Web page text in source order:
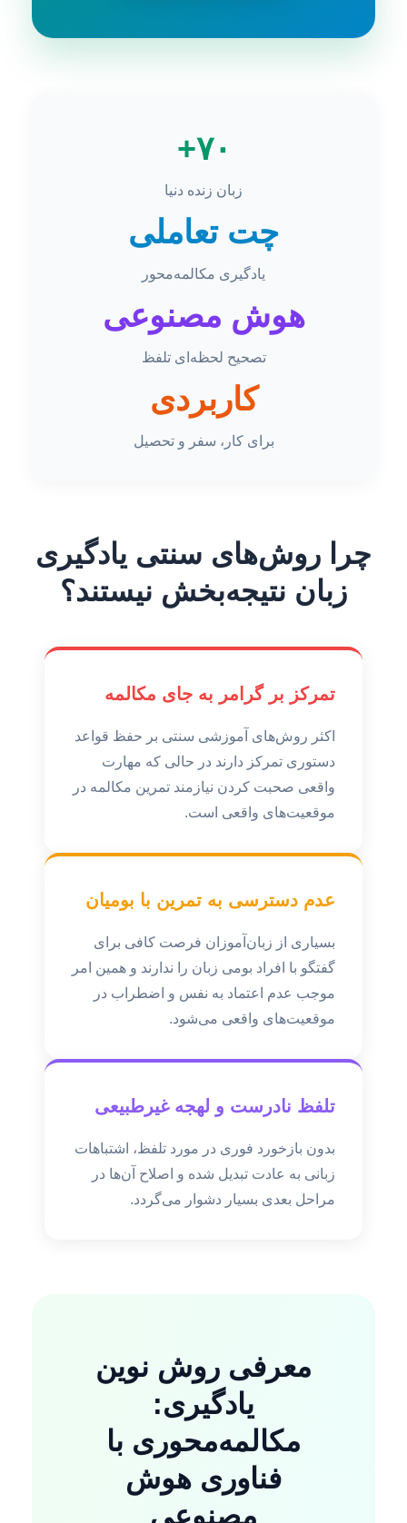
۷۰+
زبان زنده دنیا
چت تعاملی
یادگیری مکالمه‌محور
هوش مصنوعی
تصحیح لحظه‌ای تلفظ
کاربردی
برای کار، سفر و تحصیل
چرا روش‌های سنتی یادگیری
زبان نتیجه‌بخش نیستند؟
تمرکز بر گرامر به جای مکالمه
اکثر روش‌های آموزشی سنتی بر حفظ قواعد
دستوری تمرکز دارند در حالی که مهارت
واقعی صحبت کردن نیازمند تمرین مکالمه در
موقعیت‌های واقعی است.
عدم دسترسی به تمرین با بومیان
بسیاری از زبان‌آموزان فرصت کافی برای
گفتگو با افراد بومی زبان را ندارند و همین امر
موجب عدم اعتماد به نفس و اضطراب در
موقعیت‌های واقعی می‌شود.
تلفظ نادرست و لهجه غیرطبیعی
بدون بازخورد فوری در مورد تلفظ، اشتباهات
زبانی به عادت تبدیل شده و اصلاح آن‌ها در
مراحل بعدی بسیار دشوار می‌گردد.
معرفی روش نوین
یادگیری:
مکالمه‌محوری با
فناوری هوش
مصنوعی